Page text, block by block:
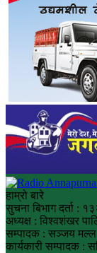
हाम्रो बारे
सुचना बिभाग दर्ता :
अध्यक्ष : विश्वशंखर
सम्पादक : सञ्जय मल्ल
कार्यकारी सम्पादक :